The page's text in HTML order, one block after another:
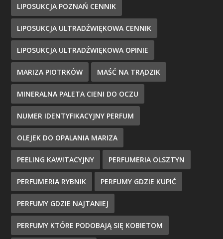
LIPOSUKCJA POZNAŃ CENNIK
LIPOSUKCJA ULTRADŹWIĘKOWA CENNIK
LIPOSUKCJA ULTRADŹWIĘKOWA OPINIE
MARIZA PIOTRKÓW MAŚĆ NA TRĄDZIK
MINERALNA PALETA CIENI DO OCZU
NUMER IDENTYFIKACYJNY PERFUM
OLEJEK DO OPALANIA MARIZA
PEELING KAWITACYJNY PERFUMERIA OLSZTYN
PERFUMERIA RYBNIK PERFUMY GDZIE KUPIĆ
PERFUMY GDZIE NAJTANIEJ
PERFUMY KTÓRE PODOBAJĄ SIĘ KOBIETOM